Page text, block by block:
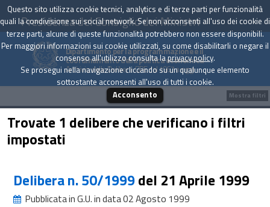
Presidenza del Consiglio dei Ministri
Dipartimento per la programmazione e il
coordinamento della politica economica
Archivio delle Delibere CIPE dal 1967 a oggi
Trovate 1 delibere che verificano i filtri
impostati
Delibera n. 50/1999del 21 Aprile 1999
Pubblicata in G.U. in data 02 Agosto 1999
Mostra filtri
Questo sito utilizza cookie tecnici, analytics e di terze parti per funzionalità
quali la condivisione sui social network. Se non acconsenti all'uso dei cookie di
terze parti, alcune di queste funzionalità potrebbero non essere disponibili.
Per maggiori informazioni sui cookie utilizzati, su come disabilitarli o negare il
consenso all'utilizzo consulta laprivacy policy.
Se prosegui nella navigazione cliccando su un qualunque elemento
sottostante acconsenti all'uso di tutti i cookie.
Acconsento